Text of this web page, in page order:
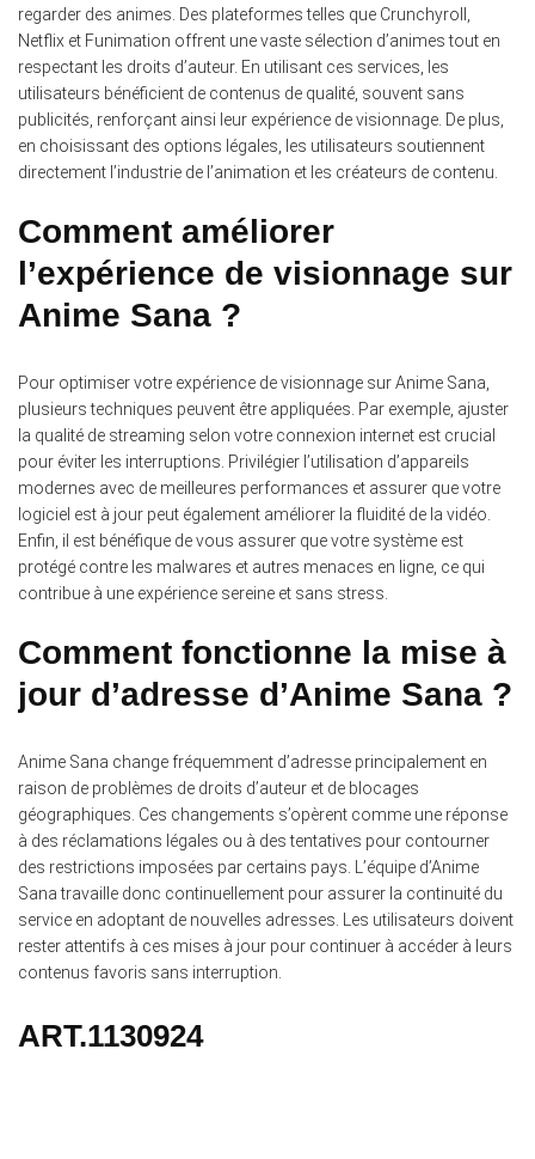
regarder des animes. Des plateformes telles que Crunchyroll,
Netflix et Funimation offrent une vaste sélection d’animes tout en
respectant les droits d’auteur. En utilisant ces services, les
utilisateurs bénéficient de contenus de qualité, souvent sans
publicités, renforçant ainsi leur expérience de visionnage. De plus,
en choisissant des options légales, les utilisateurs soutiennent
directement l’industrie de l’animation et les créateurs de contenu.
Comment améliorer
l’expérience de visionnage sur
Anime Sana ?
Pour optimiser votre expérience de visionnage sur Anime Sana,
plusieurs techniques peuvent être appliquées. Par exemple, ajuster
la qualité de streaming selon votre connexion internet est crucial
pour éviter les interruptions. Privilégier l’utilisation d’appareils
modernes avec de meilleures performances et assurer que votre
logiciel est à jour peut également améliorer la fluidité de la vidéo.
Enfin, il est bénéfique de vous assurer que votre système est
protégé contre les malwares et autres menaces en ligne, ce qui
contribue à une expérience sereine et sans stress.
Comment fonctionne la mise à
jour d’adresse d’Anime Sana ?
Anime Sana change fréquemment d’adresse principalement en
raison de problèmes de droits d’auteur et de blocages
géographiques. Ces changements s’opèrent comme une réponse
à des réclamations légales ou à des tentatives pour contourner
des restrictions imposées par certains pays. L’équipe d’Anime
Sana travaille donc continuellement pour assurer la continuité du
service en adoptant de nouvelles adresses. Les utilisateurs doivent
rester attentifs à ces mises à jour pour continuer à accéder à leurs
contenus favoris sans interruption.
ART.1130924